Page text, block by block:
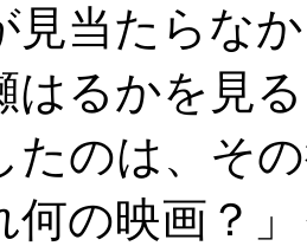
見当たらな
はるかを見
たのは、そ
何の映画？